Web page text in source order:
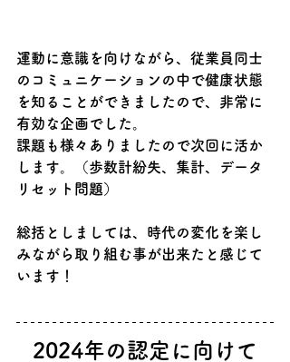
運動に意識を向けながら、従業員同士
のコミュニケーションの中で健康状態
を知ることができましたので、非常に
有効な企画でした。
課題も様々ありましたので次回に活か
します。（歩数計紛失、集計、データ
リセット問題）
総括としましては、時代の変化を楽し
みながら取り組む事が出来たと感じて
います！
2024年の認定に向けて